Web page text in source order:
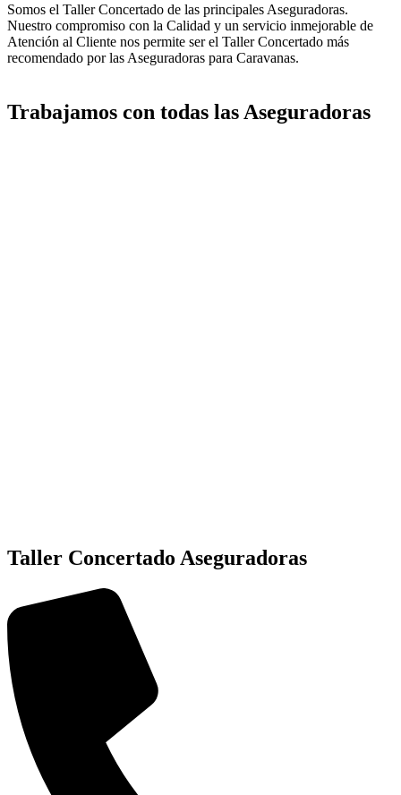
Somos el Taller Concertado de las principales Aseguradoras.
Nuestro compromiso con la Calidad y un servicio inmejorable de
Atención al Cliente nos permite ser el Taller Concertado más
recomendado por las Aseguradoras para Caravanas.
Trabajamos con todas las Aseguradoras
Taller Concertado Aseguradoras